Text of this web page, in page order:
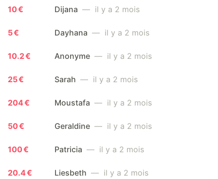
10 € Dijana — il y a 2 mois
5 € Dayhana — il y a 2 mois
10.2 € Anonyme — il y a 2 mois
25 € Sarah — il y a 2 mois
204 € Moustafa — il y a 2 mois
50 € Geraldine — il y a 2 mois
100 € Patricia — il y a 2 mois
20.4 € Liesbeth — il y a 2 mois